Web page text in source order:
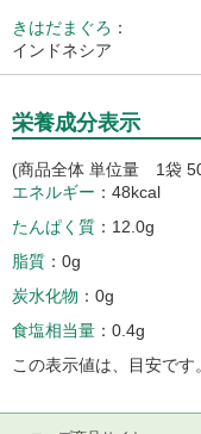
きはだまぐろ ：
インドネシア
栄養成分表示
(商品全体 単位量 1袋
エネルギー
48kcal
たんぱく質
12.0g
脂質
0g
炭水化物
0g
食塩相当量
0.4g
この表示値は、目安です。